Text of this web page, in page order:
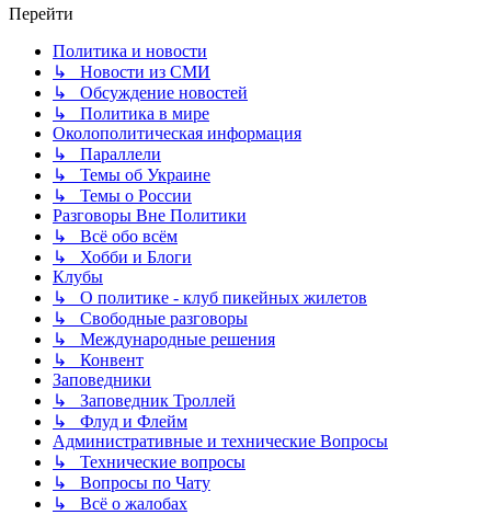
Перейти
Политика и новости
↳ Новости из СМИ
↳ Обсуждение новостей
↳ Политика в мире
Околополитическая информация
↳ Параллели
↳ Темы об Украине
↳ Темы о России
Разговоры Вне Политики
↳ Всё обо всём
↳ Хобби и Блоги
Клубы
↳ О политике - клуб пикейных жилетов
↳ Свободные разговоры
↳ Международные решения
↳ Конвент
Заповедники
↳ Заповедник Троллей
↳ Флуд и Флейм
Административные и технические Вопросы
↳ Технические вопросы
↳ Вопросы по Чату
↳ Всё о жалобах